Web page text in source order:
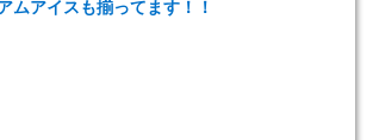
ムアイスも揃ってます！！